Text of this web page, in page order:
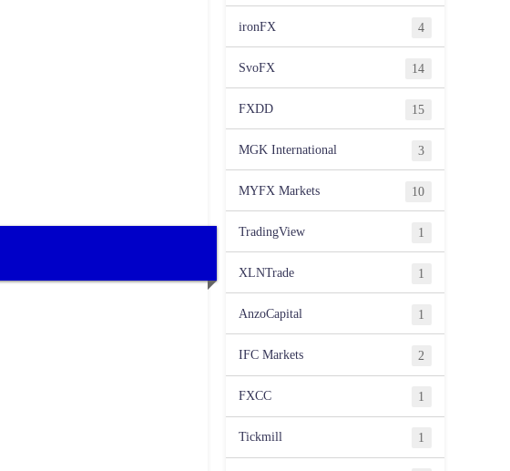
ironFX 4
SvoFX 14
FXDD 15
MGK International 3
MYFX Markets 10
TradingView 1
XLNTrade 1
AnzoCapital 1
IFC Markets 2
FXCC 1
Tickmill 1